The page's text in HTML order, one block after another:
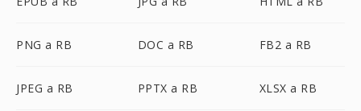
PNG a RB DOC a RB FB2 a RB
JPEG a RB PPTX a RB XLSX a RB